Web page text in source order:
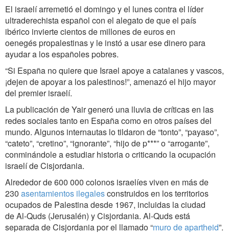
El israelí arremetió el domingo y el lunes contra el líder
ultraderechista español con el alegato de que el país
ibérico invierte cientos de millones de euros en
oenegés propalestinas y le instó a usar ese dinero para
ayudar a los españoles pobres.
“Si España no quiere que Israel apoye a catalanes y vascos,
¡dejen de apoyar a los palestinos!”, amenazó el hijo mayor
del premier israelí.
La publicación de Yair generó una lluvia de críticas en las
redes sociales tanto en España como en otros países del
mundo. Algunos internautas lo tildaron de “tonto”, “payaso”,
“cateto”, “cretino”, “ignorante”, “hijo de p***” o “arrogante”,
conminándole a estudiar historia o criticando la ocupación
israelí de Cisjordania.
Alrededor de 600 000 colonos israelíes viven en más de
230 asentamientos ilegalesconstruidos en los territorios
ocupados de Palestina desde 1967, incluidas la ciudad
de Al-Quds (Jerusalén) y Cisjordania. Al-Quds está
separada de Cisjordania por el llamado “muro de apartheid”.